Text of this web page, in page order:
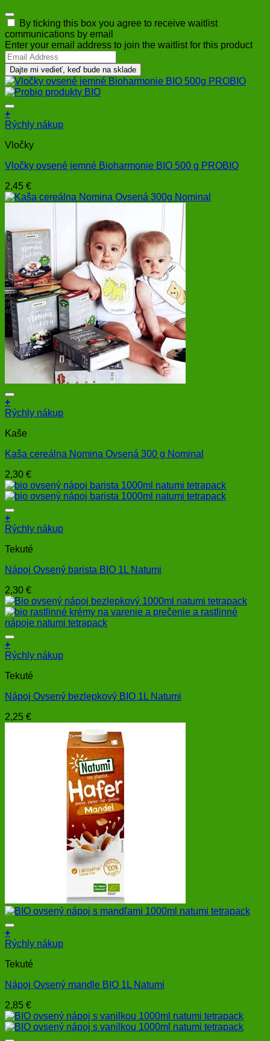
Dismiss
notification
By ticking this box you agree to receive waitlist
communications by email
Enter your email address to join the waitlist for this product
Dajte mi vedieť, keď bude na sklade
+
Rýchly nákup
Vločky
Vločky ovsené jemné Bioharmonie BIO 500 g PROBIO
2,45 €
+
Rýchly nákup
Kaše
Kaša cereálna Nomina Ovsená 300 g Nominal
2,30 €
+
Rýchly nákup
Tekuté
Nápoj Ovsený barista BIO 1L Natumi
2,30 €
+
Rýchly nákup
Tekuté
Nápoj Ovsený bezlepkový BIO 1L Natumi
2,25 €
+
Rýchly nákup
Tekuté
Nápoj Ovsený mandle BIO 1L Natumi
2,85 €